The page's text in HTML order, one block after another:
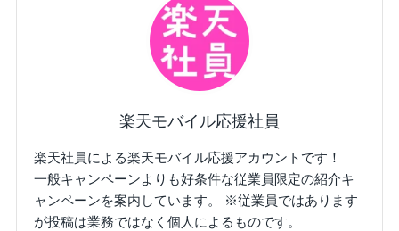
楽天モバイル応援社員
楽天社員による楽天モバイル応援アカウントです！
一般キャンペーンよりも好条件な従業員限定の紹介キ
ャンペーンを案内しています。 ※従業員ではあります
が投稿は業務ではなく個人によるものです。